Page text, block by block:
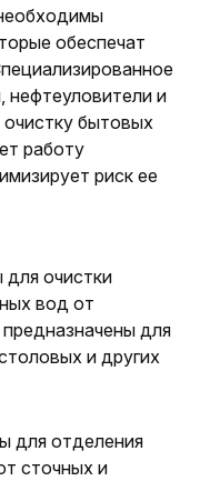
обеспечат
нефтеуловители и
бытовых
работу
риск ее
очистки
вод от
для
и других
для отделения
сточных и